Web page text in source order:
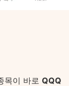
목이 바로 QQQ